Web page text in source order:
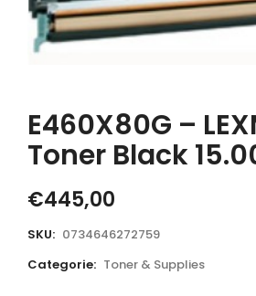
E460X80G –
Toner Black
€445,00
SKU: 0734646272759
Categorie: Toner & Supplies